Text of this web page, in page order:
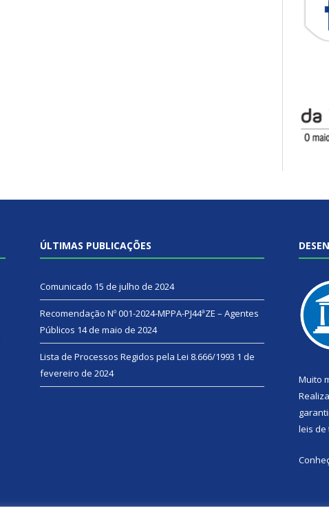
ÚLTIMAS PUBLICAÇÕES
Comunicado 15 de julho de 2024
Recomendação Nº 001-2024-MPPA-PJ44ªZE – Agentes
Públicos 14 de maio de 2024
Lista de Processos Regidos pela Lei 8.666/1993 1 de
fevereiro de 2024
Muito
leis de